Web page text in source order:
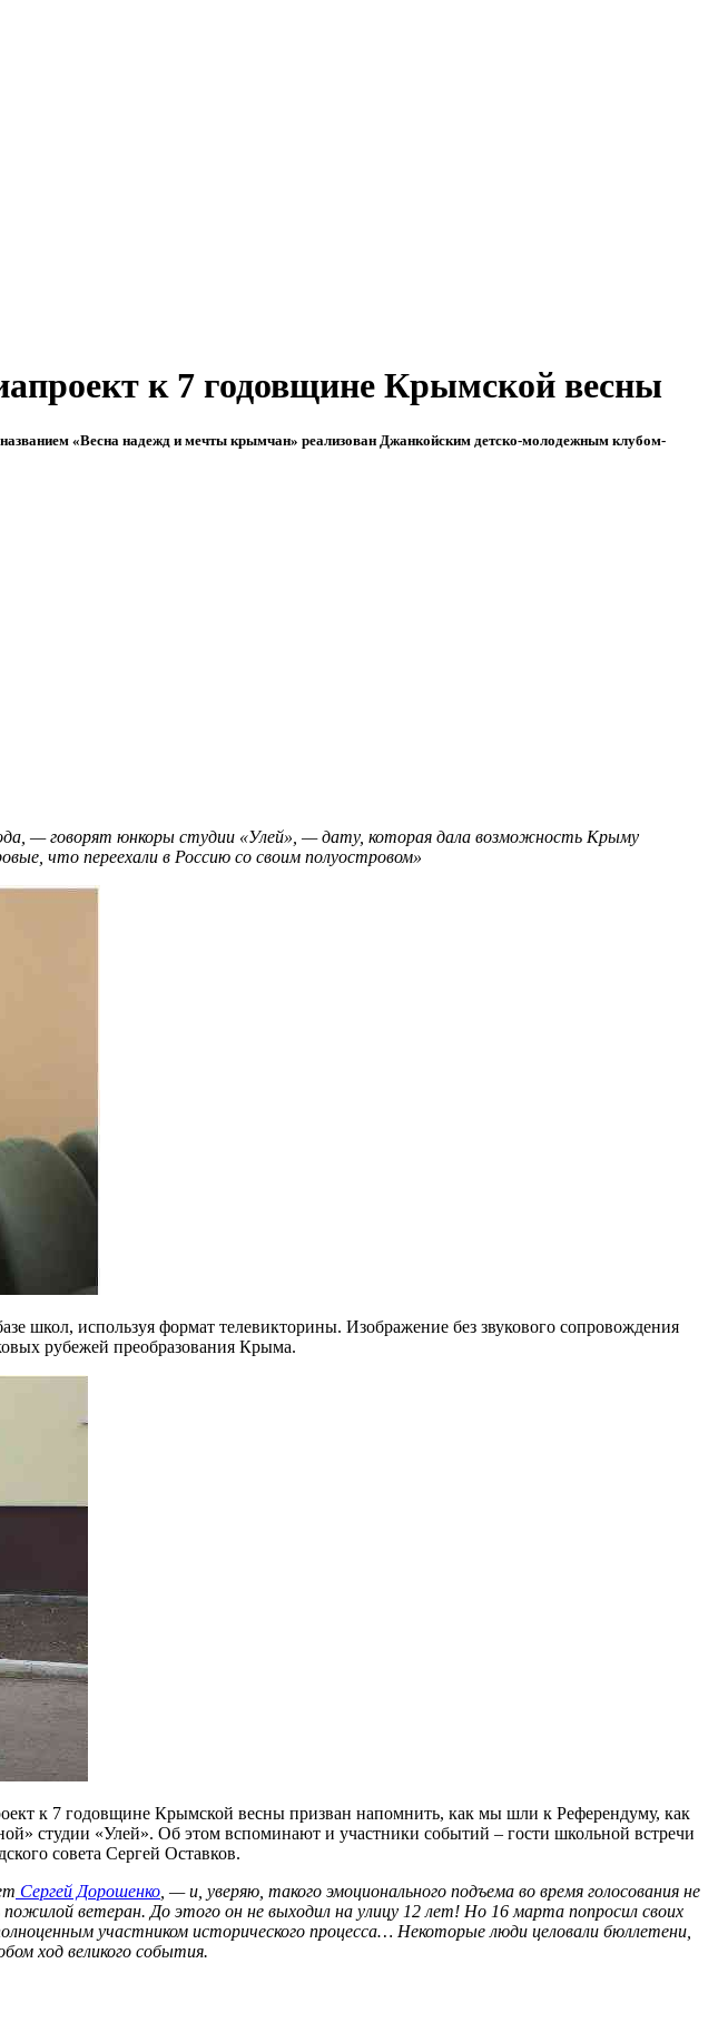
к 7 годовщине Крымской весны
«Весна надежд и мечты крымчан» реализован Джанкойским детско-молодежным клубом-
— говорят юнкоры студии «Улей», — дату, которая дала возможность Крыму
что переехали в Россию со своим полуостровом»
школ, используя формат телевикторины. Изображение без звукового сопровождения
рубежей преобразования Крыма.
к 7 годовщине Крымской весны призван напомнить, как мы шли к Референдуму, как
студии «Улей». Об этом вспоминают и участники событий – гости школьной встречи
совета Сергей Оставков.
Сергей Дорошенко , — и, уверяю, такого эмоционального подъема во время голосования не
ветеран. До этого он не выходил на улицу 12 лет! Но 16 марта попросил своих
участником исторического процесса… Некоторые люди целовали бюллетени,
ход великого события.